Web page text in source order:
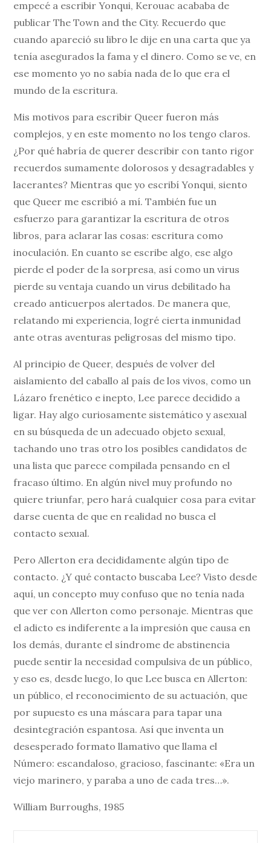
empecé a escribir Yonqui, Kerouac acababa de
publicar The Town and the City. Recuerdo que
cuando apareció su libro le dije en una carta que ya
tenía asegurados la fama y el dinero. Como se ve, en
ese momento yo no sabía nada de lo que era el
mundo de la escritura.
Mis motivos para escribir Queer fueron más
complejos, y en este momento no los tengo claros.
¿Por qué habría de querer describir con tanto rigor
recuerdos sumamente dolorosos y desagradables y
lacerantes? Mientras que yo escribí Yonqui, siento
que Queer me escribió a mí. También fue un
esfuerzo para garantizar la escritura de otros
libros, para aclarar las cosas: escritura como
inoculación. En cuanto se escribe algo, ese algo
pierde el poder de la sorpresa, así como un virus
pierde su ventaja cuando un virus debilitado ha
creado anticuerpos alertados. De manera que,
relatando mi experiencia, logré cierta inmunidad
ante otras aventuras peligrosas del mismo tipo.
Al principio de Queer, después de volver del
aislamiento del caballo al país de los vivos, como un
Lázaro frenético e inepto, Lee parece decidido a
ligar. Hay algo curiosamente sistemático y asexual
en su búsqueda de un adecuado objeto sexual,
tachando uno tras otro los posibles candidatos de
una lista que parece compilada pensando en el
fracaso último. En algún nivel muy profundo no
quiere triunfar, pero hará cualquier cosa para evitar
darse cuenta de que en realidad no busca el
contacto sexual.
Pero Allerton era decididamente algún tipo de
contacto. ¿Y qué contacto buscaba Lee? Visto desde
aquí, un concepto muy confuso que no tenía nada
que ver con Allerton como personaje. Mientras que
el adicto es indiferente a la impresión que causa en
los demás, durante el síndrome de abstinencia
puede sentir la necesidad compulsiva de un público,
y eso es, desde luego, lo que Lee busca en Allerton:
un público, el reconocimiento de su actuación, que
por supuesto es una máscara para tapar una
desintegración espantosa. Así que inventa un
desesperado formato llamativo que llama el
Número: escandaloso, gracioso, fascinante: «Era un
viejo marinero, y paraba a uno de cada tres…».
William Burroughs, 1985